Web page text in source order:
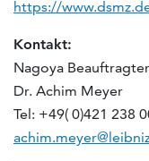
https://
Kontakt:
Nagoya
Dr. Achim Meyer
Tel: +49( 0)421 238